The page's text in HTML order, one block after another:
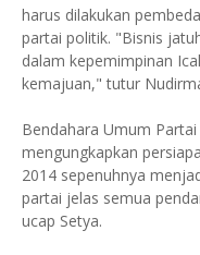
harus dilakukan
partai politik. "Bisnis
dalam kepemimpinan
kemajuan," tutur
Bendahara Umum
mengungkapkan
2014 sepenuhnya
partai jelas semua
ucap Setya.